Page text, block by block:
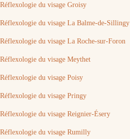
Réflexologie du visage Groisy
Réflexologie du visage La Balme-de-Sillingy
Réflexologie du visage La Roche-sur-Foron
Réflexologie du visage Meythet
Réflexologie du visage Poisy
Réflexologie du visage Pringy
Réflexologie du visage Reignier-Ésery
Réflexologie du visage Rumilly